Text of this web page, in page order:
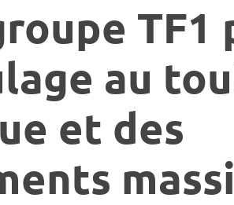
au
et des